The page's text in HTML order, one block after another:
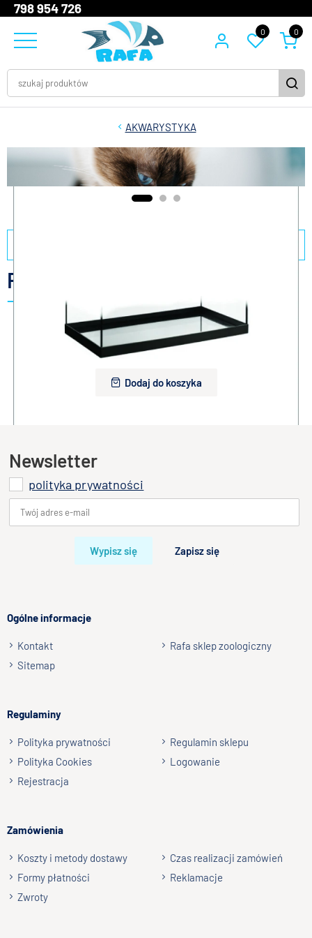
798 954 726
0 0
AKWARYSTYKA
Ramki pod akwaria
Diversa Ramka pod akwarium
22,00 zł
Dodaj do koszyka
Newsletter
polityka prywatności
Wypisz się Zapisz się
Ogólne informacje
Kontakt
Rafa sklep zoologiczny
Sitemap
Regulaminy
Polityka prywatności
Regulamin sklepu
Polityka Cookies
Logowanie
Rejestracja
Zamówienia
Koszty i metody dostawy
Czas realizacji zamówień
Formy płatności
Reklamacje
Zwroty